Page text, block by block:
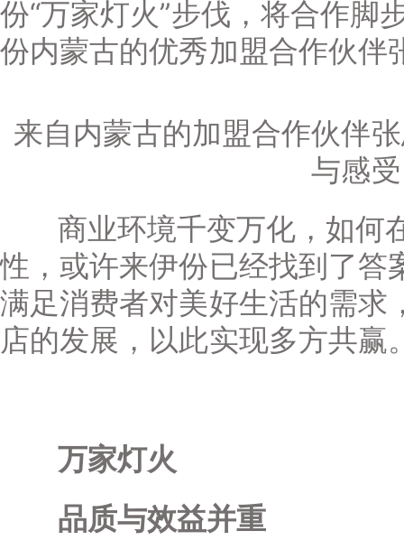
份“万家灯火”步伐，将合作脚
份内蒙古的优秀加盟合作伙伴
来自内蒙古的加盟合作伙伴
与感受
商业环境千变万化，如何
性，或许来伊份已经找到了答
满足消费者对美好生活的需求
店的发展，以此实现多方共赢
万家灯火
品质与效益并重